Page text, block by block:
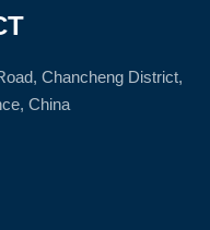
PLUS
Chancheng District,
China